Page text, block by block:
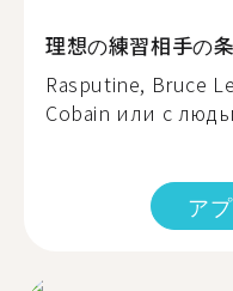
理想の練習相手の
Rasputine, Bruce
Cobain или с
ア